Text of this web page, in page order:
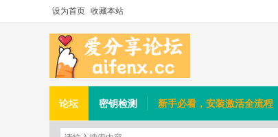
设为首页 收藏本站
论坛 密钥检测 新手必看，安装激活全流程